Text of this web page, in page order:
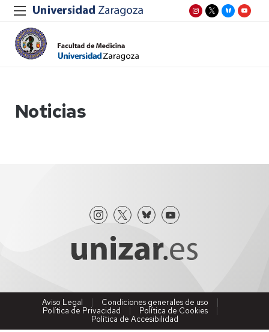
Noticias
Aviso Legal
Condiciones generales de uso
Política de Privacidad
Política de Cookies
Política de Accesibilidad